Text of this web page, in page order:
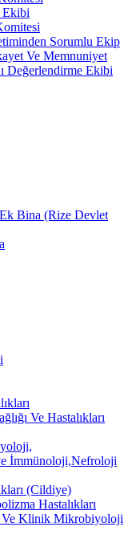
Ekibi
Sorumlu Ekip
Ve Memnuniyet
Değerlendirme Ekibi
Ek Bina (Rize Devlet
Ve Hastalıkları
İmmünoloji,Nefroloji
(Cildiye)
Hastalıkları
Ve Klinik Mikrobiyoloji